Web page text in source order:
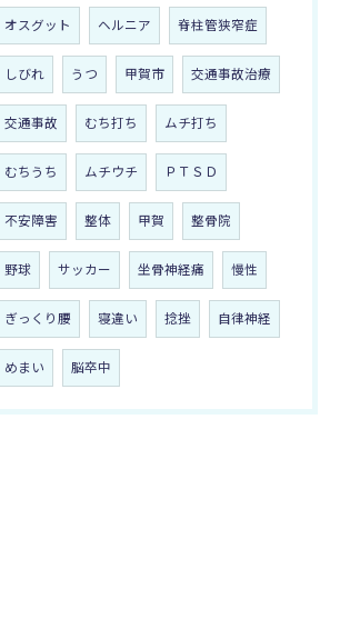
オスグット ヘルニア 脊柱管狭窄症
しびれ うつ 甲賀市 交通事故治療
交通事故 むち打ち ムチ打ち
むちうち ムチウチ ＰＴＳＤ
不安障害 整体 甲賀 整骨院
野球 サッカー 坐骨神経痛 慢性
ぎっくり腰 寝違い 捻挫 自律神経
めまい 脳卒中